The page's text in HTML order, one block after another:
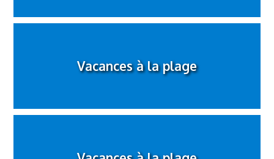
Vacances à la plage